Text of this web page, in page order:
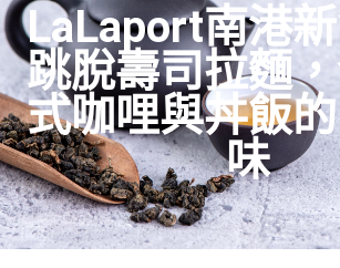
LaLaport南港
跳脫壽司拉麵
式咖哩與丼飯
味